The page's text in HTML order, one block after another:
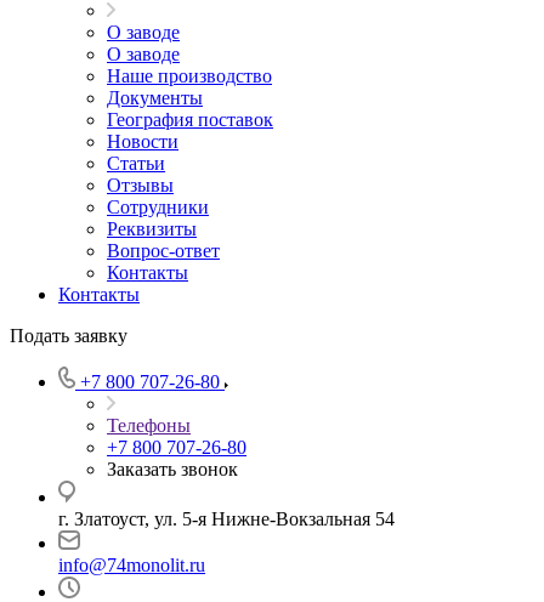
О заводе
О заводе
Наше производство
Документы
География поставок
Новости
Статьи
Отзывы
Сотрудники
Реквизиты
Вопрос-ответ
Контакты
Контакты
Подать заявку
+7 800 707-26-80
Телефоны
+7 800 707-26-80
Заказать звонок
г. Златоуст, ул. 5-я Нижне-Вокзальная 54
info@74monolit.ru